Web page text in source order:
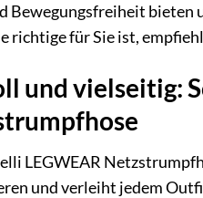
Bewegungsfreiheit bieten
richtige für Sie ist,
und vielseitig:
LEGWEAR
und verleiht jedem